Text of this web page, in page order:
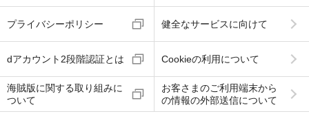
プライバシーポリシー 健全なサービスに向けて
dアカウント2段階認証とは Cookieの利用について
海賊版に関する取り組みに
ついて
お客さまのご利用端末から
の情報の外部送信について